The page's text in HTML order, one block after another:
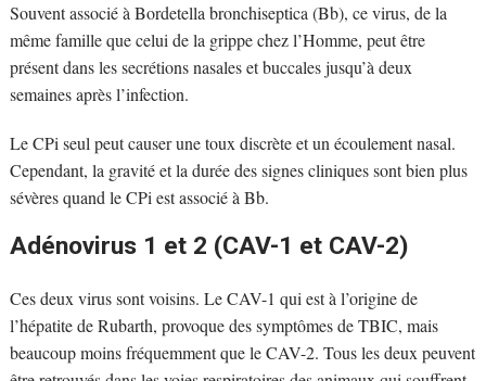
Souvent associé à Bordetella bronchiseptica (Bb), ce virus, de la
même famille que celui de la grippe chez l’Homme, peut être
présent dans les secrétions nasales et buccales jusqu’à deux
semaines après l’infection.
Le CPi seul peut causer une toux discrète et un écoulement nasal.
Cependant, la gravité et la durée des signes cliniques sont bien plus
sévères quand le CPi est associé à Bb.
Adénovirus 1 et 2 (CAV-1 et CAV-2)
Ces deux virus sont voisins. Le CAV-1 qui est à l’origine de
l’hépatite de Rubarth, provoque des symptômes de TBIC, mais
beaucoup moins fréquemment que le CAV-2. Tous les deux peuvent